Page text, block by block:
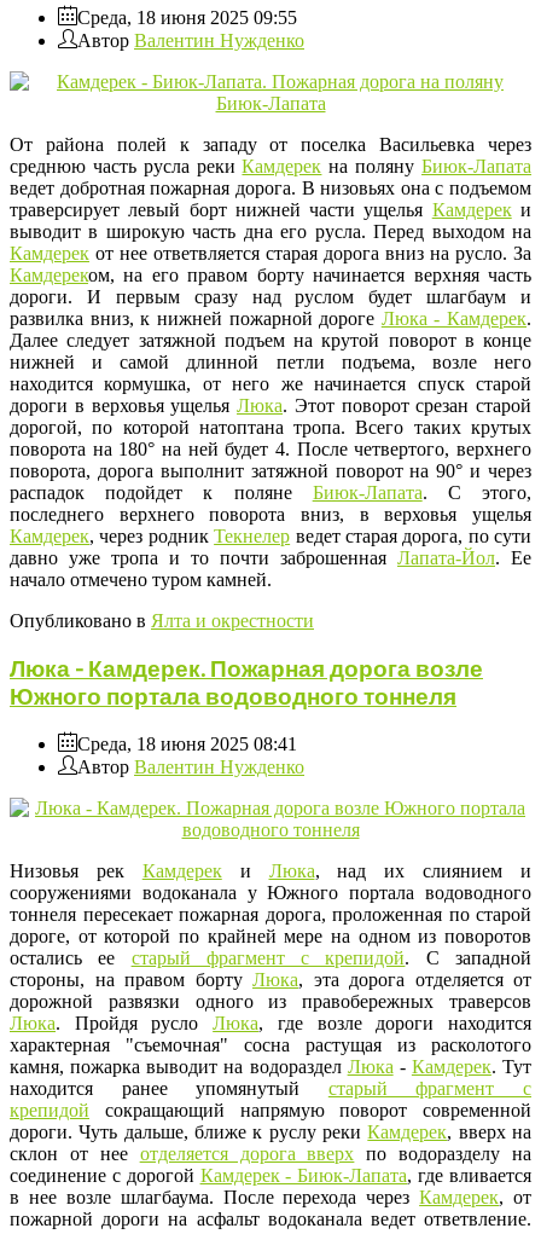
Среда, 18 июня 2025 09:55
Автор Валентин Нужденко
От района полей к западу от поселка Васильевка через
среднюю часть русла рекиКамдерек на полянуБиюк-Лапата
ведет добротная пожарная дорога. В низовьях она с подъемом
траверсирует левый борт нижней части ущелья Камдереки
выводит в широкую часть дна его русла. Перед выходом на
Камдерек от нее ответвляется старая дорога вниз на русло. За
Камдереком, на его правом борту начинается верхняя часть
дороги. И первым сразу над руслом будет шлагбаум и
развилка вниз, к нижней пожарной дороге Люка - Камдерек.
Далее следует затяжной подъем на крутой поворот в конце
нижней и самой длинной петли подъема, возле него
находится кормушка, от него же начинается спуск старой
дороги в верховья ущелья Люка. Этот поворот срезан старой
дорогой, по которой натоптана тропа. Всего таких крутых
поворота на 180° на ней будет 4. После четвертого, верхнего
поворота, дорога выполнит затяжной поворот на 90° и через
распадок подойдет к поляне Биюк-Лапата. С этого,
последнего верхнего поворота вниз, в верховья ущелья
Камдерек, через родникТекнелер ведет старая дорога, по сути
давно уже тропа и то почти заброшенная Лапата-Йол. Ее
начало отмечено туром камней.
Опубликовано в Ялта и окрестности
Люка - Камдерек. Пожарная дорога возле
Южного портала водоводного тоннеля
Среда, 18 июня 2025 08:41
Автор Валентин Нужденко
Низовья рек Камдереки Люка, над их слиянием и
сооружениями водоканала у Южного портала водоводного
тоннеля пересекает пожарная дорога, проложенная по старой
дороге, от которой по крайней мере на одном из поворотов
остались ее старый фрагмент с крепидой. С западной
стороны, на правом борту Люка, эта дорога отделяется от
дорожной развязки одного из правобережных траверсов
Люка. Пройдя руслоЛюка, где возле дороги находится
характерная "съемочная" сосна растущая из расколотого
камня, пожарка выводит на водораздел Люка- Камдерек. Тут
находится ранее упомянутый старый фрагмент с
крепидой сокращающий напрямую поворот современной
дороги. Чуть дальше, ближе к руслу рекиКамдерек, вверх на
склон от нее отделяется дорога вверх по водоразделу на
соединение с дорогой Камдерек - Биюк-Лапата, где вливается
в нее возле шлагбаума. После перехода черезКамдерек, от
пожарной дороги на асфальт водоканала ведет ответвление.